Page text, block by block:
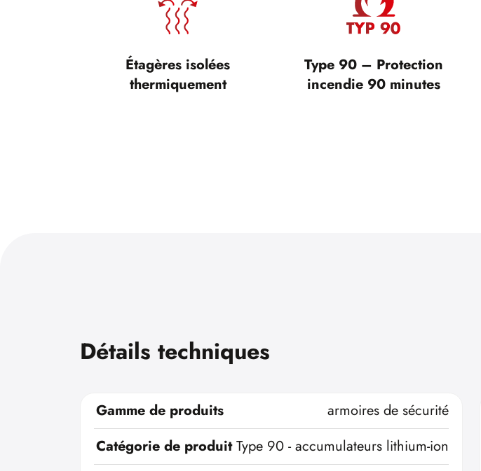
Étagères isolées
thermiquement
Type 90 – Protection
incendie 90 minutes
Détails techniques
Gamme de produits
armoires de sécurité
Catégorie de produit Type 90 - accumulateurs lithium-ion